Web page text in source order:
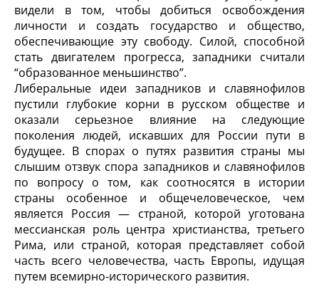
видели в том, чтобы добиться освобождения
личности и создать государство и общество,
обеспечивающие эту свободу. Силой, способной
стать двигателем прогресса, западники считали
“образованное меньшинство”.
Либеральные идеи западников и славянофилов
пустили глубокие корни в русском обществе и
оказали серьезное влияние на следующие
поколения людей, искавших для России пути в
будущее. В спорах о путях развития страны мы
слышим отзвук спора западников и славянофилов
по вопросу о том, как соотносятся в истории
страны особенное и общечеловеческое, чем
является Россия — страной, которой уготована
мессианская роль центра христианства, третьего
Рима, или страной, которая представляет собой
часть всего человечества, часть Европы, идущая
путем всемирно-исторического развития.